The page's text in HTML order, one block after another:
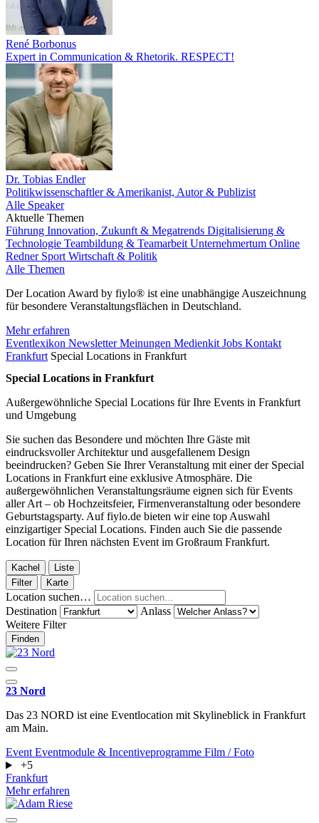
René Borbonus
Expert in Communication & Rhetorik. RESPECT!
Dr. Tobias Endler
Politikwissenschaftler & Amerikanist, Autor & Publizist
Alle Speaker
Aktuelle Themen
Führung Innovation, Zukunft & Megatrends Digitalisierung &
Technologie Teambildung & Teamarbeit Unternehmertum Online
Redner Sport Wirtschaft & Politik
Alle Themen
Der Location Award by fiylo® ist eine unabhängige Auszeichnung
für besondere Veranstaltungsflächen in Deutschland.
Mehr erfahren
Eventlexikon NewsletterMeinungen Medienkit Jobs Kontakt
Frankfurt Special Locations in Frankfurt
Special Locations in Frankfurt
Außergewöhnliche Special Locations für Ihre Events in Frankfurt
und Umgebung
Sie suchen das Besondere und möchten Ihre Gäste mit
eindrucksvoller Architektur und ausgefallenem Design
beeindrucken? Geben Sie Ihrer Veranstaltung mit einer der Special
Locations in Frankfurt eine exklusive Atmosphäre. Die
außergewöhnlichen Veranstaltungsräume eignen sich für Events
aller Art – ob Hochzeitsfeier, Firmenveranstaltung oder besondere
Geburtstagsparty. Auf fiylo.de bieten wir eine top Auswahl
einzigartiger Special Locations. Finden auch Sie die passende
Location für Ihren nächsten Event im Großraum Frankfurt.
Kachel
Liste
Filter
Karte
Location suchen…
Destination
Anlass
Weitere Filter
Finden
23 Nord
Das 23 NORD ist eine Eventlocation mit Skylineblick in Frankfurt
am Main.
Event Eventmodule & Incentiveprogramme Film / Foto
+5
Frankfurt
Mehr erfahren